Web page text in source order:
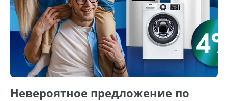
Невероятное предложение по